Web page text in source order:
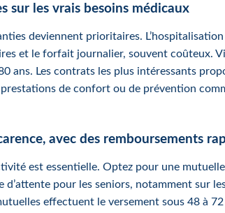
sur les vrais besoins médicaux
deviennent prioritaires.
et le forfait journalier, souvent coûteux.
ans. Les contrats les plus intéressants
de confort ou de prévention
avec des remboursements
est essentielle. Optez pour une
pour les seniors, notamment sur
effectuent le versement sous 48 à